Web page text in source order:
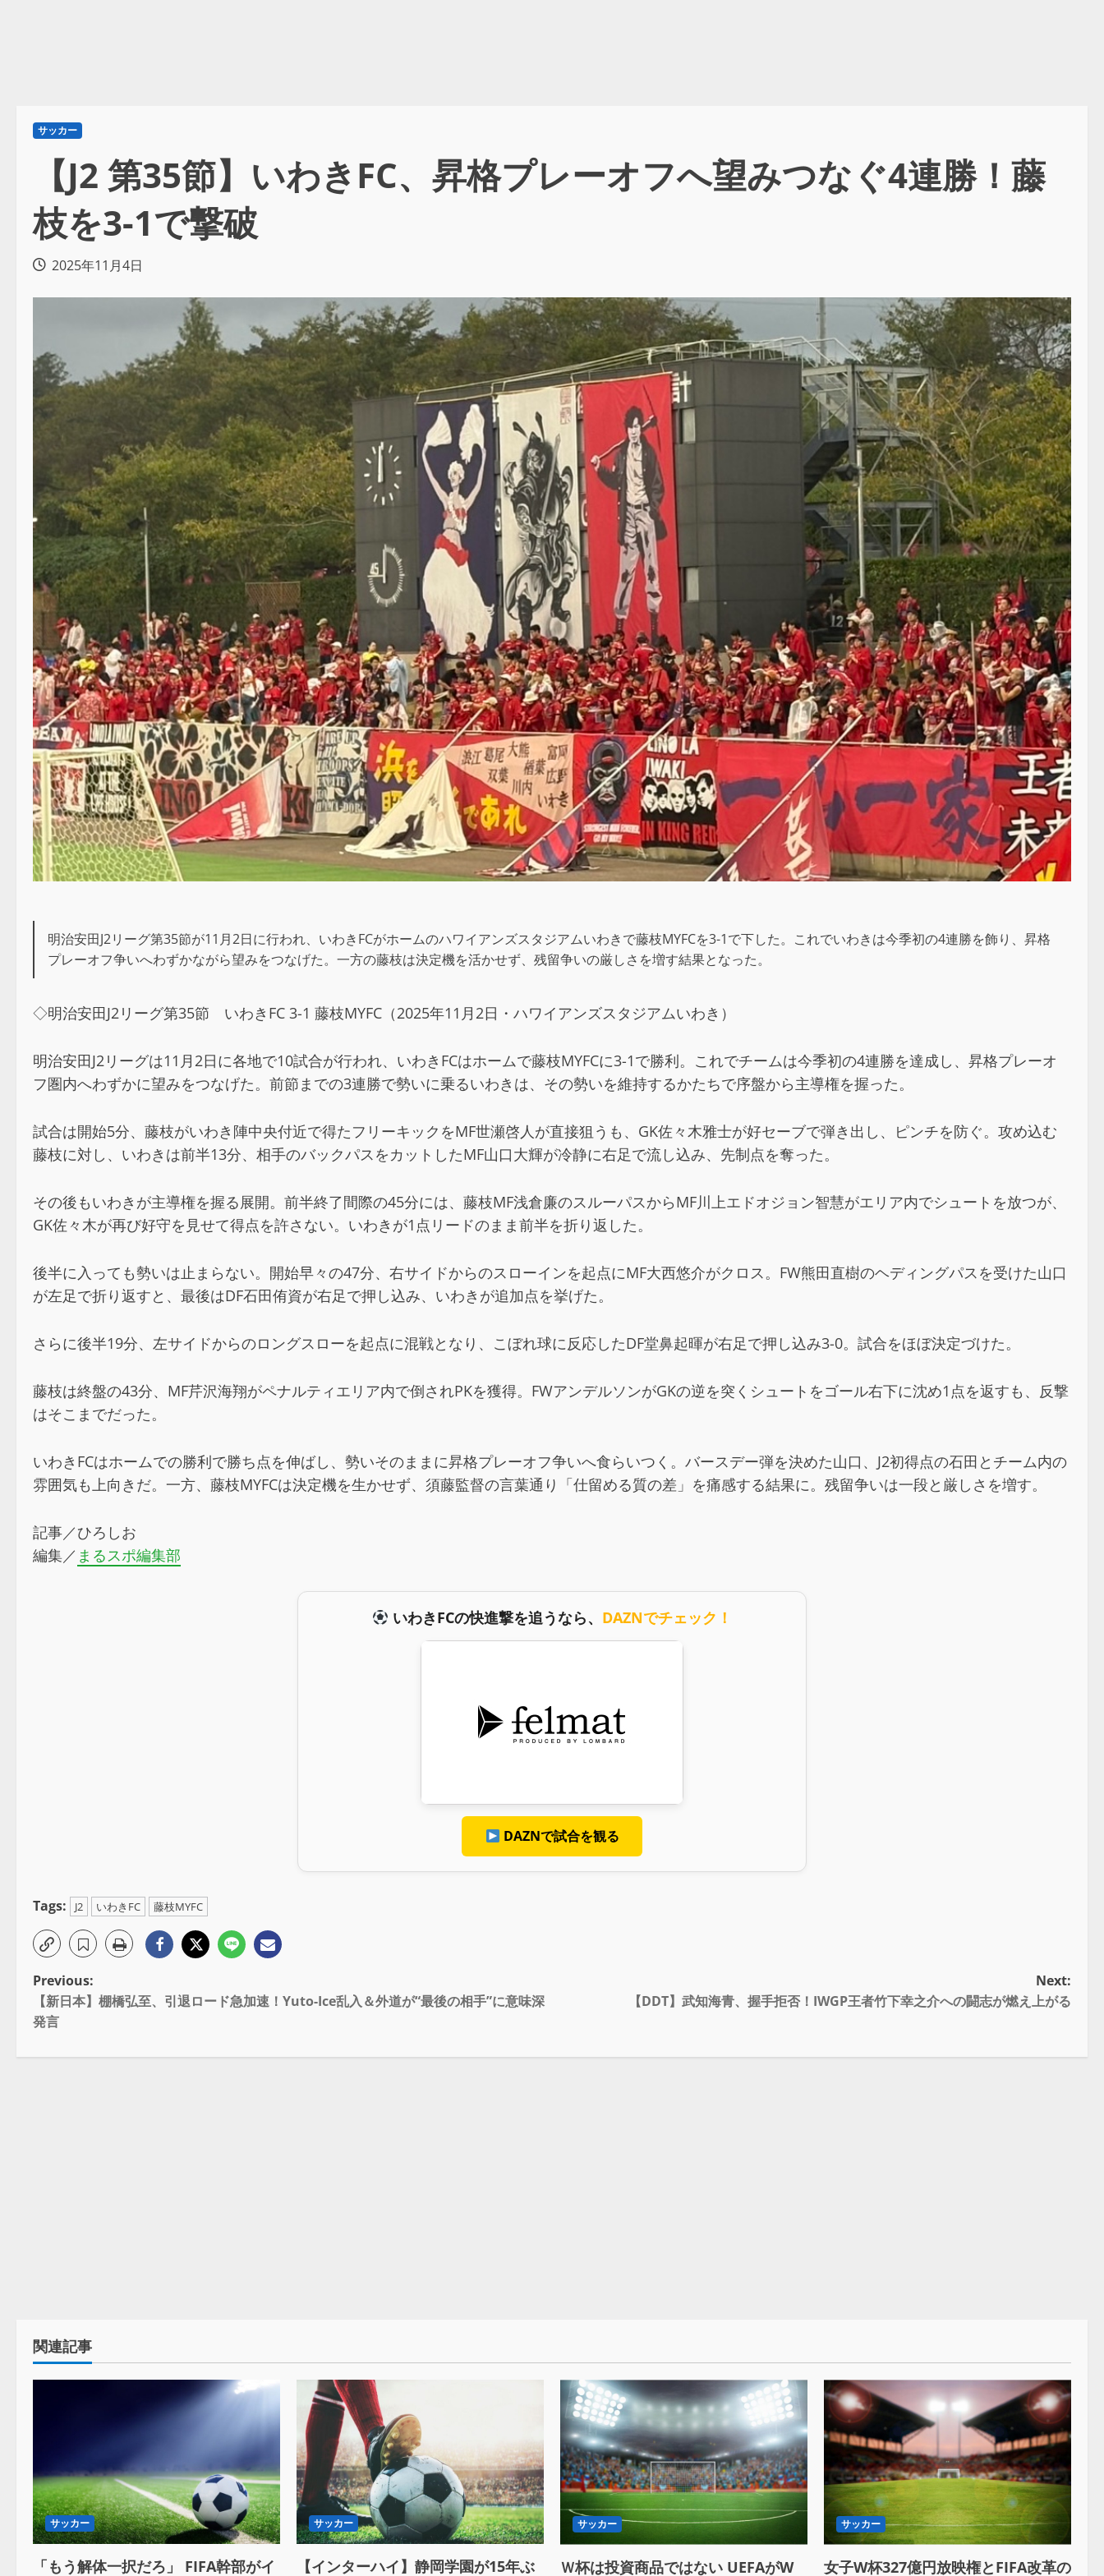
サッカー
【J2 第35節】いわきFC、昇格プレーオフへ望みつなぐ4連勝！藤
枝を3-1で撃破
2025年11月4日
明治安田J2リーグ第35節が11月2日に行われ、いわきFCがホームのハワイアンズスタジアムいわきで藤枝MYFCを3-1で下した。これでいわきは今季初の4連勝を飾り、昇格
プレーオフ争いへわずかながら望みをつなげた。一方の藤枝は決定機を活かせず、残留争いの厳しさを増す結果となった。
◇明治安田J2リーグ第35節 いわきFC 3-1 藤枝MYFC（2025年11月2日・ハワイアンズスタジアムいわき）
明治安田J2リーグは11月2日に各地で10試合が行われ、いわきFCはホームで藤枝MYFCに3-1で勝利。これでチームは今季初の4連勝を達成し、昇格プレーオ
フ圏内へわずかに望みをつなげた。前節までの3連勝で勢いに乗るいわきは、その勢いを維持するかたちで序盤から主導権を握った。
試合は開始5分、藤枝がいわき陣中央付近で得たフリーキックをMF世瀬啓人が直接狙うも、GK佐々木雅士が好セーブで弾き出し、ピンチを防ぐ。攻め込む
藤枝に対し、いわきは前半13分、相手のバックパスをカットしたMF山口大輝が冷静に右足で流し込み、先制点を奪った。
その後もいわきが主導権を握る展開。前半終了間際の45分には、藤枝MF浅倉廉のスルーパスからMF川上エドオジョン智慧がエリア内でシュートを放つが、
GK佐々木が再び好守を見せて得点を許さない。いわきが1点リードのまま前半を折り返した。
後半に入っても勢いは止まらない。開始早々の47分、右サイドからのスローインを起点にMF大西悠介がクロス。FW熊田直樹のヘディングパスを受けた山口
が左足で折り返すと、最後はDF石田侑資が右足で押し込み、いわきが追加点を挙げた。
さらに後半19分、左サイドからのロングスローを起点に混戦となり、こぼれ球に反応したDF堂鼻起暉が右足で押し込み3-0。試合をほぼ決定づけた。
藤枝は終盤の43分、MF芹沢海翔がペナルティエリア内で倒されPKを獲得。FWアンデルソンがGKの逆を突くシュートをゴール右下に沈め1点を返すも、反撃
はそこまでだった。
いわきFCはホームでの勝利で勝ち点を伸ばし、勢いそのままに昇格プレーオフ争いへ食らいつく。バースデー弾を決めた山口、J2初得点の石田とチーム内の
雰囲気も上向きだ。一方、藤枝MYFCは決定機を生かせず、須藤監督の言葉通り「仕留める質の差」を痛感する結果に。残留争いは一段と厳しさを増す。
記事／ひろしお
編集／ まるスポ編集部
いわきFCの快進撃を追うなら、 DAZNでチェック！
DAZNで試合を観る
Tags: J2 いわきFC 藤枝MYFC
Previous:
【新日本】棚橋弘至、引退ロード急加速！Yuto-Ice乱入＆外道が“最後の相手”に意味深
発言
Next:
【DDT】武知海青、握手拒否！IWGP王者竹下幸之介への闘志が燃え上がる
関連記事
サッカー
「もう解体一択だろ」 FIFA幹部がイ
サッカー
【インターハイ】静岡学園が15年ぶ
サッカー
Ｗ杯は投資商品ではない UEFAがW
サッカー
女子W杯327億円放映権とFIFA改革の